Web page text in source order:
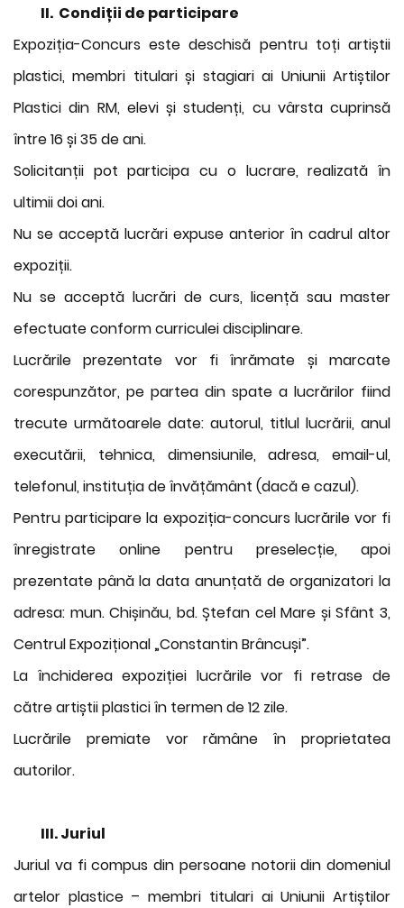
II. Condiții de participare
Expoziția-Concurs este deschisă pentru toți artiștii
plastici, membri titulari și stagiari ai Uniunii Artiștilor
Plastici din RM, elevi și studenți, cu vârsta cuprinsă
între 16 și 35 de ani.
Solicitanții pot participa cu o lucrare, realizată în
ultimii doi ani.
Nu se acceptă lucrări expuse anterior în cadrul altor
expoziții.
Nu se acceptă lucrări de curs, licență sau master
efectuate conform curriculei disciplinare.
Lucrările prezentate vor fi înrămate și marcate
corespunzător, pe partea din spate a lucrărilor fiind
trecute următoarele date: autorul, titlul lucrării, anul
executării, tehnica, dimensiunile, adresa, email-ul,
telefonul, instituția de învățământ (dacă e cazul).
Pentru participare la expoziția-concurs lucrările vor fi
înregistrate online pentru preselecție, apoi
prezentate până la data anunțată de organizatori la
adresa: mun. Chișinău, bd. Ștefan cel Mare și Sfânt 3,
Centrul Expozițional „Constantin Brâncuși”.
La închiderea expoziției lucrările vor fi retrase de
către artiștii plastici în termen de 12 zile.
Lucrările premiate vor rămâne în proprietatea
autorilor.
III. Juriul
Juriul va fi compus din persoane notorii din domeniul
artelor plastice – membri titulari ai Uniunii Artiștilor